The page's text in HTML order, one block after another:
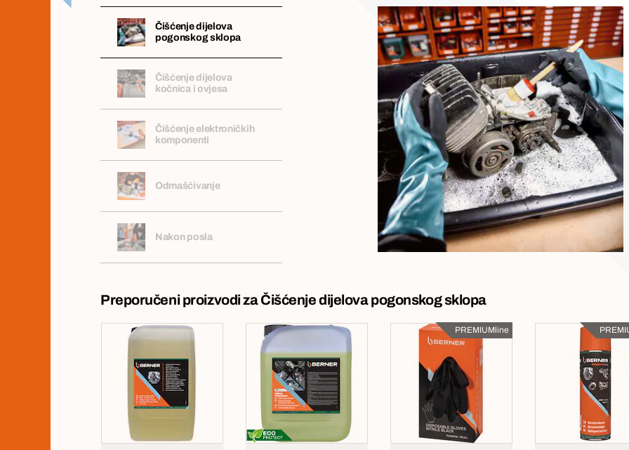
Čišćenje dijelova
pogonskog sklopa
Čišćenje dijelova
kočnica i ovjesa
Čišćenje elektroničkih
komponenti
Odmašćivanje
Nakon posla
Preporučeni proizvodi za Čišćenje dijelova pogonskog sklopa
PREMIUMline